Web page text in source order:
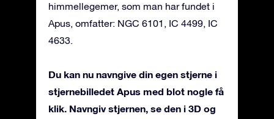
himmellegemer, som man har fundet i
Apus, omfatter: NGC 6101, IC 4499, IC
4633.
Du kan nu navngive din egen stjerne i
stjernebilledet Apus med blot nogle få
klik. Navngiv stjernen, se den i 3D og